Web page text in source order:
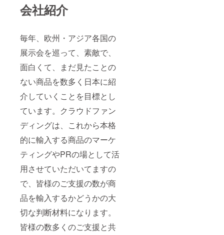
会社紹介
毎年、欧州・アジア各国の
展示会を巡って、素敵で、
面白くて、まだ見たことの
ない商品を数多く日本に紹
介していくことを目標とし
ています。クラウドファン
ディングは、これから本格
的に輸入する商品のマーケ
ティングやPRの場として活
用させていただいてますの
で、皆様のご支援の数が商
品を輸入するかどうかの大
切な判断材料になります。
皆様の数多くのご支援と共